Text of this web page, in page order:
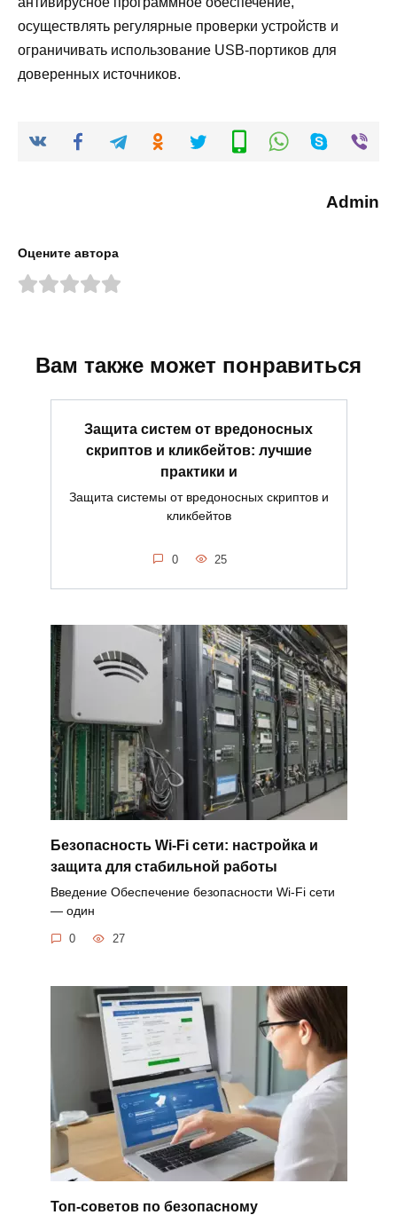
осуществлять регулярные проверки устройств и
ограничивать использование USB-портиков для
доверенных источников.
Admin
Оцените автора
Вам также может понравиться
Защита систем от вредоносных
скриптов и кликбейтов: лучшие
практики и
Защита системы от вредоносных скриптов и
кликбейтов
0 25
Безопасность Wi-Fi сети: настройка и
защита для стабильной работы
Введение Обеспечение безопасности Wi-Fi сети
— один
0 27
Топ-советов по безопасному